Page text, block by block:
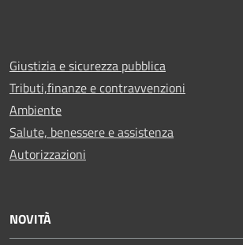
Giustizia e sicurezza pubblica
Tributi,finanze e contravvenzioni
Ambiente
Salute, benessere e assistenza
Autorizzazioni
NOVITÀ